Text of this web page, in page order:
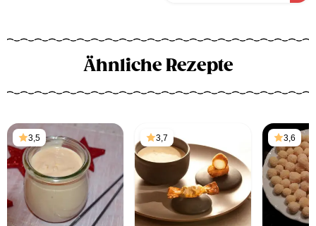
Ähnliche Rezepte
3,5 3,7 3,6